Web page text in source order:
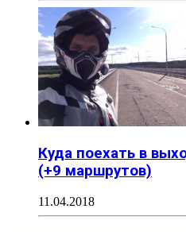
Куда поехать в
(+9 маршрутов)
11.04.2018